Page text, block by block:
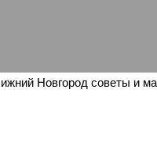
Новгород советы и